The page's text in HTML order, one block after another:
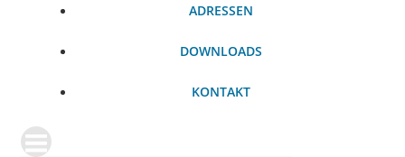
ADRESSEN
DOWNLOADS
KONTAKT